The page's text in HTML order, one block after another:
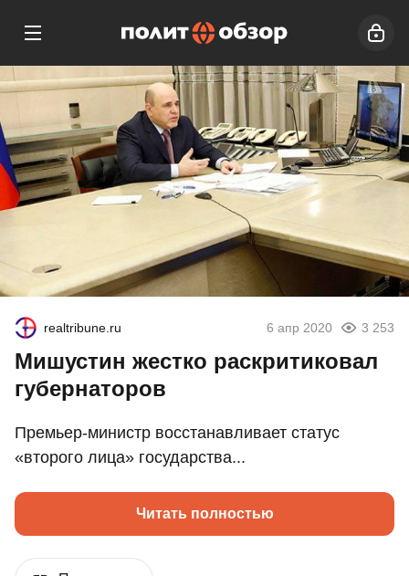
realtribune.ru 6 апр 2020 3 253
Мишустин жестко раскритиковал
губернаторов
Премьер-министр восстанавливает статус
«второго лица» государства...
Читать полностью